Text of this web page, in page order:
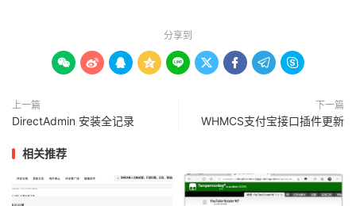
分享到
        
上一篇
DirectAdmin 安装全记录
下一篇
WHMCS支付宝接口插件更新
相关推荐